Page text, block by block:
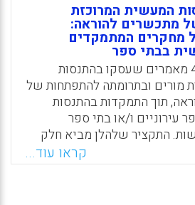
המעשית המרוכזת
מתכשרים להוראה:
מחקרים המתמקדים
בבתי ספר
המאמר סוקר 47 מאמרים שעסקו בהתנסות
ובתרומתה להתפתחות של
תוך התמקדות בהתנסות
עירוניים ו/או בתי ספר
התקציר שלהלן מביא חלק
תוך התייחסות לכמה
שאלות ונושאים (Anderson, L.M., & Stillman,
קראו עוד...